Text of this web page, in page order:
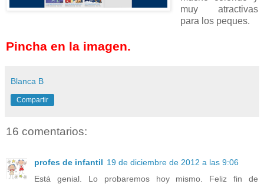
muy atractivas
para los peques.
Pincha en la imagen.
Blanca B
Compartir
16 comentarios:
profes de infantil 19 de diciembre de 2012 a las 9:06
Está genial. Lo probaremos hoy mismo. Feliz fin de